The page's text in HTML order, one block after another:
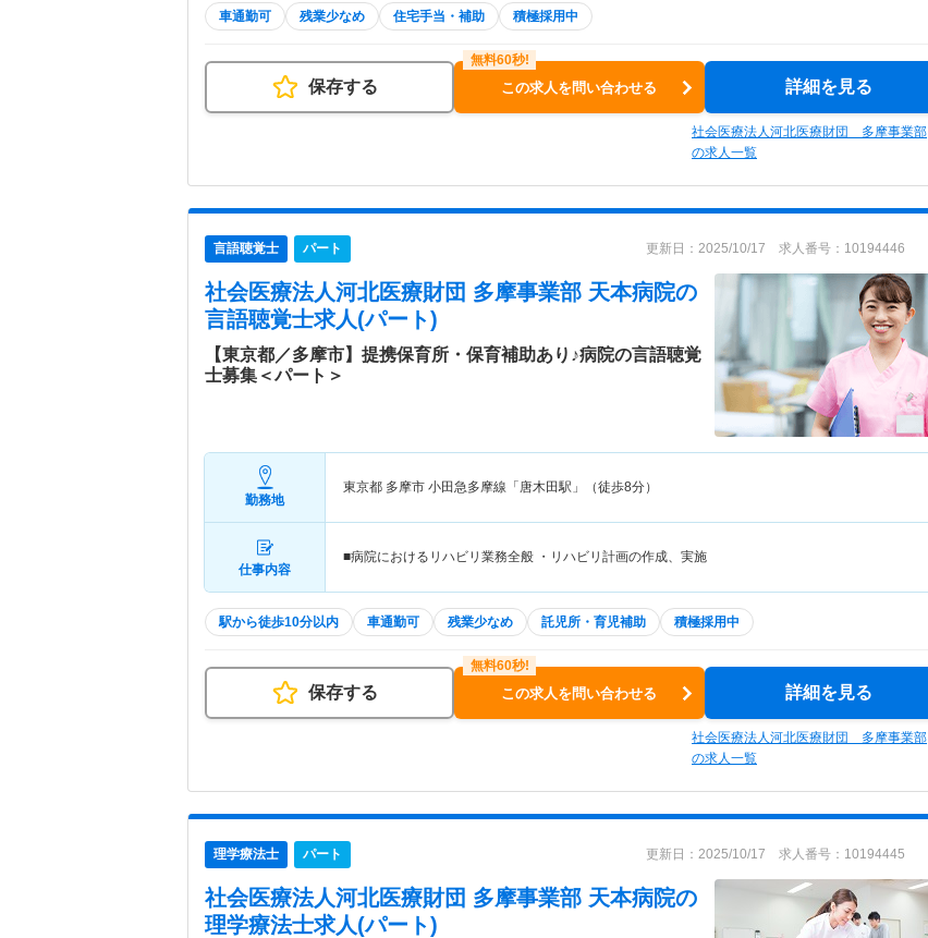
車通勤可 残業少なめ 住宅手当・補助 積極採用中
保存する この求人を問い合わせる 詳細を見る
社会医療法人河北医療財団 多摩事業部
の求人一覧
言語聴覚士 パート 更新日：2025/10/17 求人番号：10194446
社会医療法人河北医療財団 多摩事業部 天本病院の
言語聴覚士求人(パート)
【東京都／多摩市】提携保育所・保育補助あり♪病院の言語聴覚
士募集＜パート＞
勤務地
東京都 多摩市 小田急多摩線「唐木田駅」（徒歩8分）
仕事内容
■病院におけるリハビリ業務全般 ・リハビリ計画の作成、実施
駅から徒歩10分以内 車通勤可 残業少なめ 託児所・育児補助 積極採用中
保存する この求人を問い合わせる 詳細を見る
社会医療法人河北医療財団 多摩事業部
の求人一覧
理学療法士 パート 更新日：2025/10/17 求人番号：10194445
社会医療法人河北医療財団 多摩事業部 天本病院の
理学療法士求人(パート)